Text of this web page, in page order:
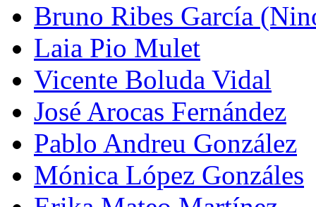
Bruno Ribes García
Laia Pio Mulet
Vicente Boluda Vidal
José Arocas Fernández
Pablo Andreu González
Mónica López Gonzáles